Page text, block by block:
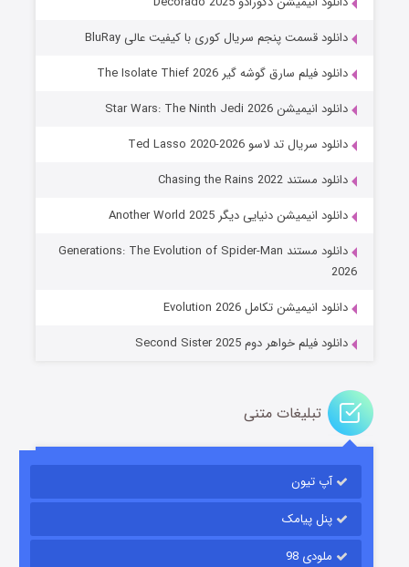
جادوگری در مغولستان
قسمت۱۴ (زیرنویس) منتشر شد
باب اسفنجی فصل ۱۷
قسمت۶ (زیرنویس) منتشر شد
دانلود قسمت پنجم سریال کوری با کیفیت عالی BluRay
دانلود فیلم سارق گوشه گیر The Isolate Thief 2026
دانلود انیمیشن Star Wars: The Ninth Jedi 2026
دانلود سریال تد لاسو Ted Lasso 2020-2026
دانلود مستند Chasing the Rains 2022
دانلود انیمیشن دنیایی دیگر Another World 2025
دانلود مستند Generations: The Evolution of Spider-Man
2026
دانلود انیمیشن تکامل Evolution 2026
دانلود فیلم خواهر دوم Second Sister 2025
تبلیغات متنی
آپ تیون
پنل پیامک
ملودی 98